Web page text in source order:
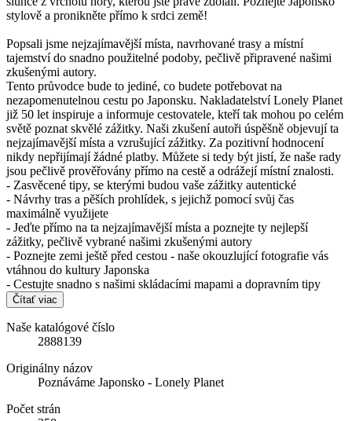
stylově a pronikněte přímo k srdci země!
Popsali jsme nejzajímavější místa, navrhované trasy a místní
tajemství do snadno použitelné podoby, pečlivě připravené našimi
zkušenými autory.
Tento průvodce bude to jediné, co budete potřebovat na
nezapomenutelnou cestu po Japonsku. Nakladatelství Lonely Planet
již 50 let inspiruje a informuje cestovatele, kteří tak mohou po celém
světě poznat skvělé zážitky. Naši zkušení autoři úspěšně objevují ta
nejzajímavější místa a vzrušující zážitky. Za pozitivní hodnocení
nikdy nepřijímají žádné platby. Můžete si tedy být jistí, že naše rady
jsou pečlivě prověřovány přímo na cestě a odrážejí místní znalosti.
- Zasvěcené tipy, se kterými budou vaše zážitky autentické
- Návrhy tras a pěších prohlídek, s jejichž pomocí svůj čas
maximálně využijete
- Jeďte přímo na ta nejzajímavější místa a poznejte ty nejlepší
zážitky, pečlivě vybrané našimi zkušenými autory
- Poznejte zemi ještě před cestou - naše okouzlující fotografie vás
vtáhnou do kultury Japonska
- Cestujte snadno s našimi skládacími mapami a dopravním tipy
Čítať viac
Naše katalógové číslo
2888139
Originálny názov
Poznáváme Japonsko - Lonely Planet
Počet strán